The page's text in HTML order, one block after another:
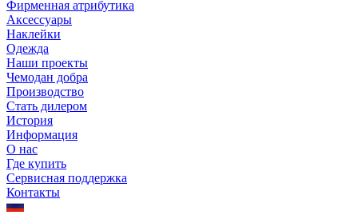
Фирменная атрибутика
Аксессуары
Наклейки
Одежда
Наши проекты
Чемодан добра
Производство
Стать дилером
История
Информация
О нас
Где купить
Сервисная поддержка
Контакты